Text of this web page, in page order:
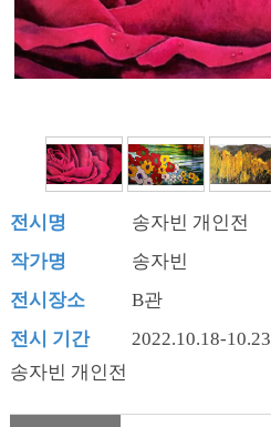
Previous
전시명
송자빈 개인전
작가명
송자빈
전시장소
B관
전시 기간
2022.10.18-10.23
송자빈 개인전